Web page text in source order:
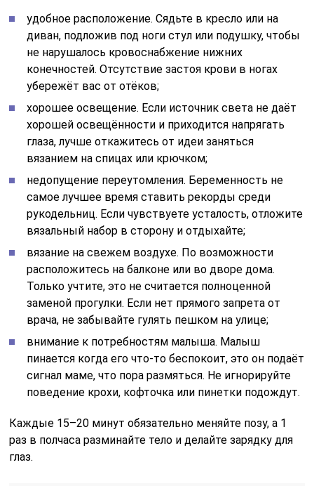
удобное расположение. Сядьте в кресло или на
диван, подложив под ноги стул или подушку, чтобы
не нарушалось кровоснабжение нижних
конечностей. Отсутствие застоя крови в ногах
убережёт вас от отёков;
хорошее освещение. Если источник света не даёт
хорошей освещённости и приходится напрягать
глаза, лучше откажитесь от идеи заняться
вязанием на спицах или крючком;
недопущение переутомления. Беременность не
самое лучшее время ставить рекорды среди
рукодельниц. Если чувствуете усталость, отложите
вязальный набор в сторону и отдыхайте;
вязание на свежем воздухе. По возможности
расположитесь на балконе или во дворе дома.
Только учтите, это не считается полноценной
заменой прогулки. Если нет прямого запрета от
врача, не забывайте гулять пешком на улице;
внимание к потребностям малыша. Малыш
пинается когда его что-то беспокоит, это он подаёт
сигнал маме, что пора размяться. Не игнорируйте
поведение крохи, кофточка или пинетки подождут.
Каждые 15–20 минут обязательно меняйте позу, а 1
раз в полчаса разминайте тело и делайте зарядку для
глаз.